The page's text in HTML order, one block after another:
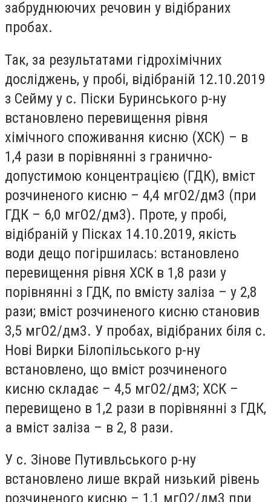
забруднюючих речовин у відібраних
пробах.
Так, за результатами гідрохімічних
досліджень, у пробі, відібраній 12.10.2019
з Сейму у с. Піски Буринського р-ну
встановлено перевищення рівня
хімічного споживання кисню (ХСК) – в
1,4 рази в порівнянні з гранично-
допустимою концентрацією (ГДК), вміст
розчиненого кисню – 4,4 мгО2/дм3 (при
ГДК – 6,0 мгО2/дм3). Проте, у пробі,
відібраній у Пісках 14.10.2019, якість
води дещо погіршилась: встановлено
перевищення рівня ХСК в 1,8 рази у
порівнянні з ГДК, по вмісту заліза – у 2,8
рази; вміст розчиненого кисню становив
3,5 мгО2/дм3. У пробах, відібраних біля с.
Нові Вирки Білопільського р-ну
встановлено, що вміст розчиненого
кисню складає – 4,5 мгО2/дм3; ХСК –
перевищено в 1,2 рази в порівнянні з ГДК,
а вміст заліза – в 2, 8 рази.
У с. Зінове Путивльського р-ну
встановлено лише вкрай низький рівень
розчиненого кисню – 1,1 мгО2/дм3 при